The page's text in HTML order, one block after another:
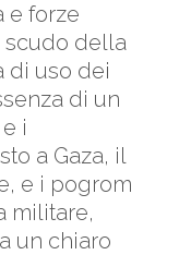
e forze
scudo della
di uso dei
di un
i
a Gaza, il
e i pogrom
militare,
un chiaro